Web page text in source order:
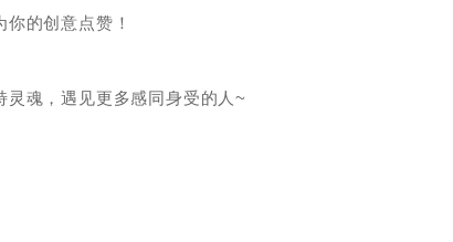
的创意点赞！
魂，遇见更多感同身受的人~